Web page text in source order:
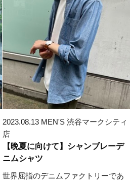
2023.08.13 MEN'S 渋谷マークシティ
店
【晩夏に向けて】シャンブレーデ
ニムシャツ
世界屈指のデニムファクトリーであ